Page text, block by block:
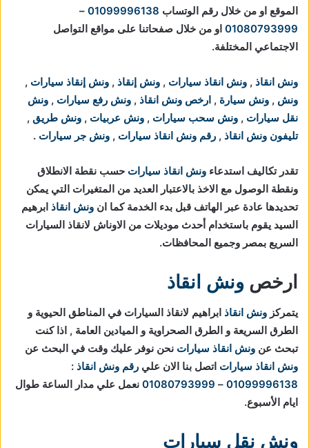
الموقع او من خلال رقم الوتساب 01099996138
–
01080793999 او من خلال صفحاتنا على مواقع التواصل
الاجتماعي المختلفة.
ونش انقاذ , ونش انقاذ سيارات , ونش إنقاذ , ونش إنقاذ سيارات ,
ونش , ونش سيارة , ارخص ونش انقاذ , ونش رفع سيارات , ونش
نقل سيارات , ونش سحب سيارات , ونش عربيات , ونش طريق ,
تليفون ونش انقاذ , رقم ونش انقاذ سيارات , ونش جر سيارات .
تقدر تكاليف استدعاء ونش انقاذ سيارات حسب نقطة الانطلاق
ونقطة الوصول مع الاخذ بالاعتبار العديد من المتغيرات التي يمكن
تحديدها عادة عبر الهاتف قبل بدء الخدمة كما ان ونش انقاذ ابرهيم
السيد يقوم باستخدام أحدث موديلات من الاوناش لانقاذ السيارات
السريع بمصر وجميع المحافظات.
ارخص ونش انقاذ
يتمركز ونش انقاذ ابراهيم لانقاذ السيارات في المناطق الحيوية و
الطرق السريعة و الطرق الصحراوية و الميادين العامة , اذا كنت
تبحث عن ونش انقاذ سيارات نحن نوفر عليك وقت في البحث عن
ونش انقاذ سيارات اتصل بنا الان علي رقم ونش انقاذ :
01099996138
–
01080793999 نعمل علي مدار الساعة طوال
ايام الأسبوع.
ونش نقل سيارات